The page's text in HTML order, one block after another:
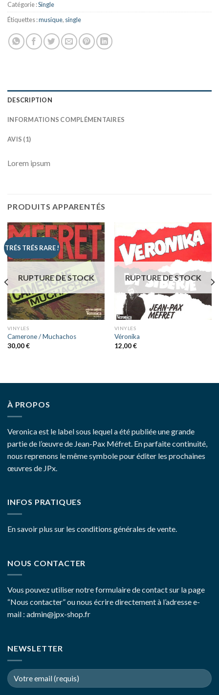
Catégorie :Single
Étiquettes :musique, single
DESCRIPTION
INFORMATIONS COMPLÉMENTAIRES
AVIS (1)
Lorem ipsum
PRODUITS APPARENTÉS
TRÉS TRÉS RARE !
RUPTURE DE STOCK
VINYLES
Camerone / Muchachos
30,00€
RUPTURE DE STOCK
VINYLES
Véronika
12,00€
À PROPOS
Veronica est le label sous lequel a été publiée une grande
partie de l’œuvre de Jean-Pax Méfret. En parfaite continuité,
nous reprenons le même symbole pour éditer les prochaines
œuvres de JPx.
INFOS PRATIQUES
En savoir plus sur les conditions générales de vente.
NOUS CONTACTER
Vous pouvez utiliser notre formulaire de contact sur la page
“Nous contacter”ou nous écrire directement à l’adresse e-
mail : admin@jpx-shop.fr
NEWSLETTER